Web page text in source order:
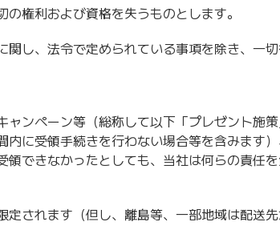
権利および資格を失うものとします。
し、法令で定められている事項を除き、一切
ンペーン等（総称して以下「プレゼント施
に受領手続きを行わない場合等を含みます
できなかったとしても、当社は何らの責任
されます（但し、離島等、一部地域は配送先